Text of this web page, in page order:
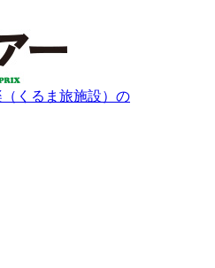
くるま旅施設）の